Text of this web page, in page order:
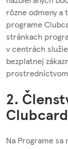
rôzne odmeny a
programe
stránkach
v centrách
bezplatnej
2.
Clubcard
Na Programe